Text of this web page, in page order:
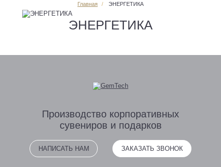
Главная ЭНЕРГЕТИКА
ЭНЕРГЕТИКА
Производство корпоративных
сувениров и подарков
НАПИСАТЬ НАМ ЗАКАЗАТЬ ЗВОНОК